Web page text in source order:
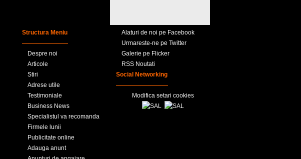
Structura Meniu
-----------------------
Despre noi
Articole
Stiri
Adrese utile
Testimoniale
Business News
Specialistul va recomanda
Firmele lunii
Publicitate online
Adauga anunt
Alaturi de noi pe Facebook
Urmareste-ne pe Twitter
Galerie pe Flicker
RSS Noutati
Social Networking
--------------------------
Modifica setari cookies